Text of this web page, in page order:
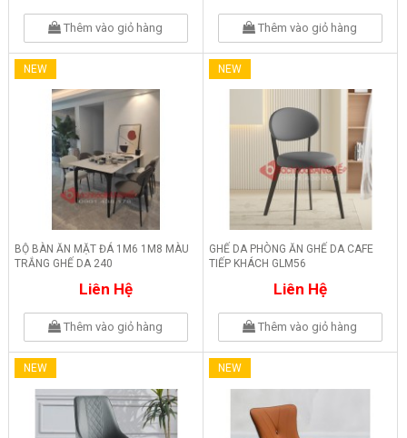
Thêm vào giỏ hàng Thêm vào giỏ hàng
NEW
BỘ BÀN ĂN MẶT ĐÁ 1M6 1M8 MÀU
TRẮNG GHẾ DA 240
Liên Hệ
Thêm vào giỏ hàng
NEW
GHẾ DA PHÒNG ĂN GHẾ DA CAFE
TIẾP KHÁCH GLM56
Liên Hệ
Thêm vào giỏ hàng
NEW NEW